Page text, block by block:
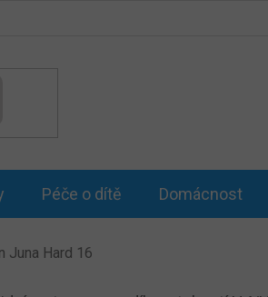
Péče o dítě Domácnost
Juna Hard 16